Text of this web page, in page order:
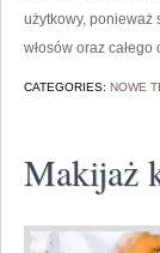
użytkowy, ponieważ
włosów oraz całego
CATEGORIES: NOWE
Makijaż